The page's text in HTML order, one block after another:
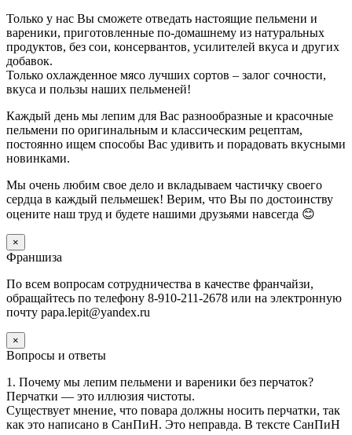
Только у нас Вы сможете отведать настоящие пельмени и
вареники, приготовленные по-домашнему из натуральных
продуктов, без сои, консервантов, усилителей вкуса и других
добавок.
Только охлажденное мясо лучших сортов – залог сочности,
вкуса и пользы наших пельменей!
Каждый день мы лепим для Вас разнообразные и красочные
пельмени по оригинальным и классическим рецептам,
постоянно ищем способы Вас удивить и порадовать вкусными
новинками.
Мы очень любим свое дело и вкладываем частичку своего
сердца в каждый пельмешек! Верим, что Вы по достоинству
оцените наш труд и будете нашими друзьями навсегда 😊
×
Франшиза
По всем вопросам сотрудничества в качестве франчайзи,
обращайтесь по телефону 8-910-211-2678 или на электронную
почту papa.lepit@yandex.ru
×
Вопросы и ответы
1. Почему мы лепим пельмени и вареники без перчаток?
Перчатки — это иллюзия чистоты.
Существует мнение, что повара должны носить перчатки, так
как это написано в СанПиН. Это неправда. В тексте СанПиН